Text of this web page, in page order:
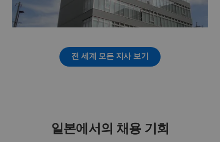
전 세계 모든 지사 보기
일본에서의 채용 기회